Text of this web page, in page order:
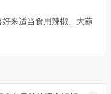
来适当食用辣椒、大蒜